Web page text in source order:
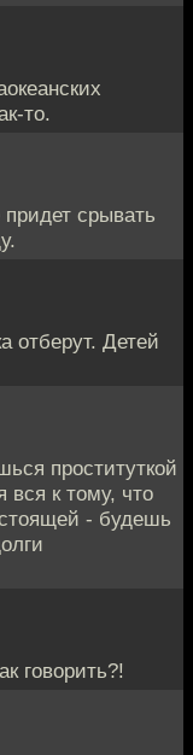
то.
срывать
отберут. Детей
проституткой
вся к тому, что
- будешь
говорить?!